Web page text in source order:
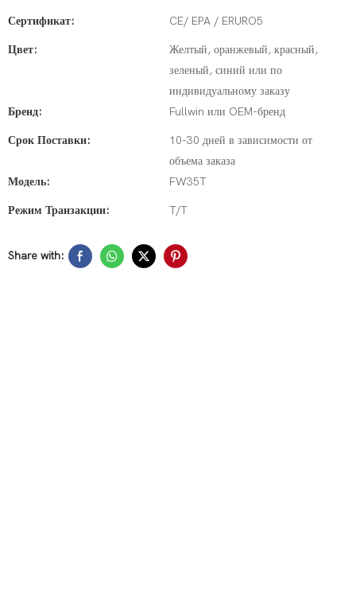
Сертификат: CE/ EPA / ERURO5
Цвет:
Желтый, оранжевый, красный,
зеленый, синий или по
индивидуальному заказу
Бренд:
Fullwin или OEM-бренд
Срок Поставки:
10-30 дней в зависимости от
объема заказа
Модель:
FW35T
Режим Транзакции: T/T
Share with: